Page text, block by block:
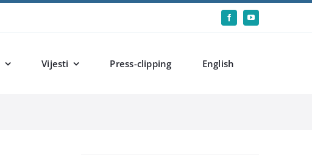
Vijesti Press-clipping English